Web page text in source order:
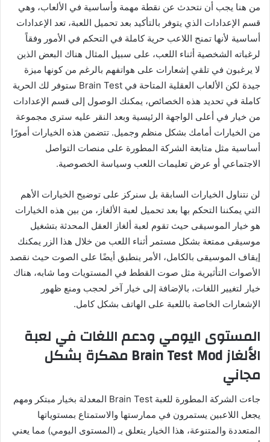
من هنا يجب أن نتحدث عن نقطة مهمة وأساسية في الألعاب، وهي
قسم الإعدادات الذي يتوفر بالتأكيد بعد تحميل اللعبة، تعد الإعدادات
أساسية لأنها تمنح اللاعب حرية كاملة في التحكم في الأمور وفقاً
لرغباته الشخصية أثناء اللعب، على سبيل المثال هناك البعض الذين
لا يرغبون في تلقي إشعارات على هواتفهم بالرغم من كونها ميزة
جيدة لكن الألعاب العقلية المتاحة في Brain Test ستوفر لك الحرية
كاملة في تحديد هذه الخصائص، يمكنك الوصول إلى قسم الإعدادات
من خيار في أعلى الواجهة الرئيسية وبعد النقر عليه سترى مجموعة
من الخيارات أمامك بشكل منظم وجميل. تتضمن هذه الخيارات أمورًا
أساسية مثل متابعة الشركة المطورة على منصات التواصل
الاجتماعي أو عرض تعليمات اللعب وسياسة الخصوصية.
لن نتناول الخيارات السابقة بل سنركز على توضيح الخيارات الأهم
التي يمكننا التحكم بها بعد تحميل لعبة الألغاز، من بين هذه الخيارات
هو خيار الموسيقى حيث تقوم لعبة ألغاز العقل المحدثة بتشغيل
موسيقى ممتعة بشكل مستمر أثناء اللعب من خلال هذا الزر يمكنك
إيقاف الموسيقى بالكامل، الأمر ينطبق أيضًا على الصوت حيث نقصد
الأصوات التأثيرية مثل صوت القطط في المستويات وما شابه، هناك
خيار لتغيير اللغات، بالإضافة إلى خيار آخر لحجب ومنع ظهور
الإشعارات الخاصة باللعبة على الهاتف بشكل كامل.
المستوى اليومي ودعم اللغات في لعبة
الألغاز Brain Test Mod مهكرة بشكل
مجاني
جاءت الشركة المطورة للعبة Brain Test المعدلة بخيار مبتكر ومهم
يجعل اللاعبين يستمرون في ممارستها والاستمتاع بمستوياتها
المتعددة والمتنوعة، هذا الخيار يتعلق بـ (المستوى اليومي) مما يعني